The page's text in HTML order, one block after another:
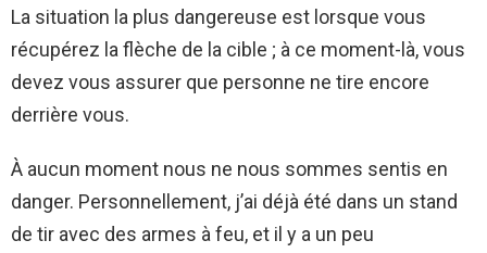
La situation la plus dangereuse est lorsque vous
récupérez la flèche de la cible ; à ce moment-là, vous
devez vous assurer que personne ne tire encore
derrière vous.
À aucun moment nous ne nous sommes sentis en
danger. Personnellement, j’ai déjà été dans un stand
de tir avec des armes à feu, et il y a un peu